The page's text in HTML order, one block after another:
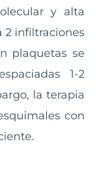
y alta
2 infiltraciones
plaquetas se
1-2
la terapia
con